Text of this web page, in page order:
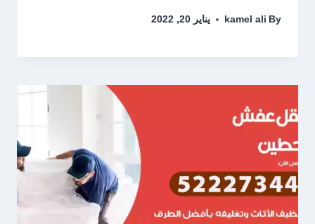
By
kamel ali يناير 20, 2022